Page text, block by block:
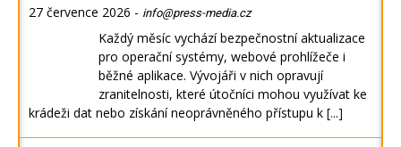
27 července 2026 - info@press-media.cz
Každý měsíc vychází bezpečnostní aktualizace
pro operační systémy, webové prohlížeče i
běžné aplikace. Vývojáři v nich opravují
zranitelnosti, které útočníci mohou využívat ke
krádeži dat nebo získání neoprávněného přístupu k [...]